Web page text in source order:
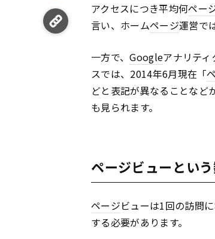
アクセスにつき平均何ペー
言い、ホームページ運営で
一方で、Googleアナリテ
スでは、2014年6月現在「
どと表記が異なることなど
も見られます。
ページビューとい
ページビューは1回の訪問
する必要があります。